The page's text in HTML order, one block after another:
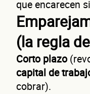
que encarecen
(la regla
Corto plazo
capital de
cobrar).